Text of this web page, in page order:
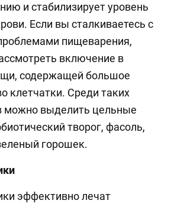
и стабилизирует уровень
Если вы сталкиваетесь с
пищеварения,
включение в
содержащей большое
клетчатки. Среди таких
можно выделить цельные
творог, фасоль,
горошек.
эффективно лечат